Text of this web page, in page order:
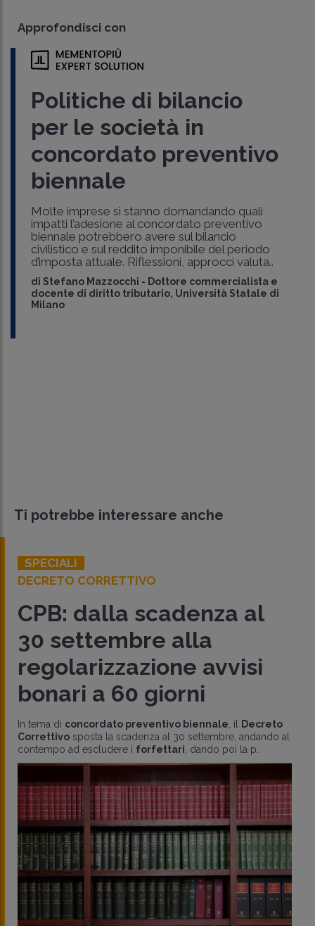
Approfondisci con
Politiche di bilancio
per le società in
concordato preventivo
biennale
Molte imprese si stanno domandando quali
impatti l’adesione al concordato preventivo
biennale potrebbero avere sul bilancio
civilistico e sul reddito imponibile del periodo
d’imposta attuale. Riflessioni, approcci valuta..
di Stefano Mazzocchi - Dottore commercialista e
docente di diritto tributario, Università Statale di
Milano
Ti potrebbe interessare anche
SPECIALI
DECRETO CORRETTIVO
CPB: dalla scadenza al
30 settembre alla
regolarizzazione avvisi
bonari a 60 giorni
In tema di concordato preventivo biennale , il
Decreto
Correttivo sposta la scadenza al 30 settembre, andando al
contempo ad escludere i forfettari , dando poi la p..